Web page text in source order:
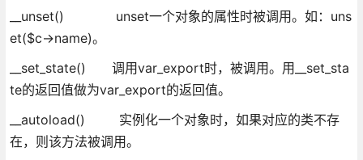
__unset() unset一个对象的属性时被调用。如：uns
et($c->name)。
__set_state() 调用var_export时，被调用。用__set_sta
te的返回值做为var_export的返回值。
__autoload() 实例化一个对象时，如果对应的类不存
在，则该方法被调用。